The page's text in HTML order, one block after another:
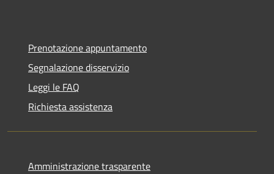
Prenotazione appuntamento
Segnalazione disservizio
Leggi le FAQ
Richiesta assistenza
Amministrazione trasparente